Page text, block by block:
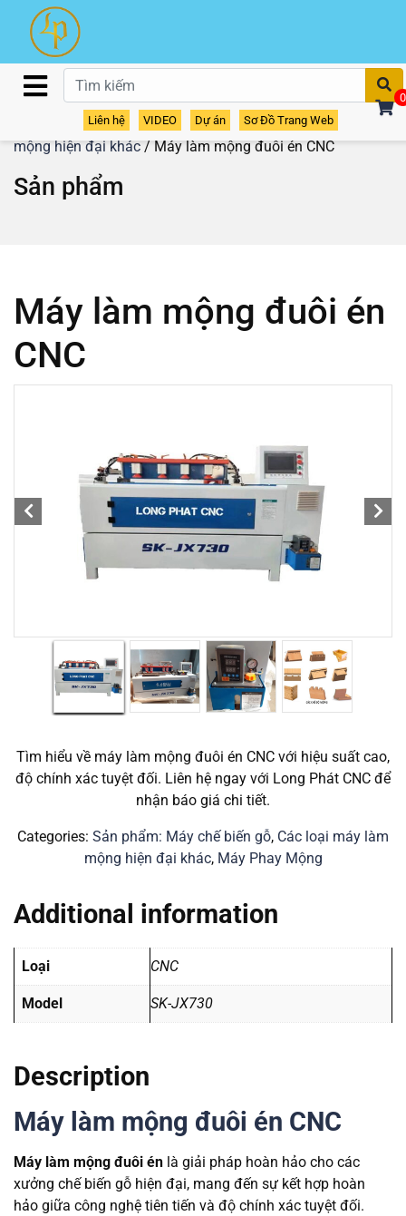
Liên hệ VIDEO Dự án Sơ Đồ Trang Web
0
Sản phẩm /Máy Phay Mộng/Các loại máy làm
mộng hiện đại khác/ Máy làm mộng đuôi én CNC
Sản phẩm
Máy làm mộng đuôi én
CNC
Tìm hiểu về máy làm mộng đuôi én CNC với hiệu suất cao,
độ chính xác tuyệt đối. Liên hệ ngay với Long Phát CNC để
nhận báo giá chi tiết.
Categories: Sản phẩm: Máy chế biến gỗ, Các loại máy làm
mộng hiện đại khác, Máy Phay Mộng
Description
Máy làm mộng đuôi én CNC
Máy làm mộng đuôi én là giải pháp hoàn hảo cho các
xưởng chế biến gỗ hiện đại, mang đến sự kết hợp hoàn
hảo giữa công nghệ tiên tiến và độ chính xác tuyệt đối.
Additional information
Loại CNC
Model SK-JX730